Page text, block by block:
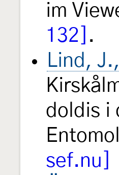
im
132]
.
Lind,
doldis i
sef.nu]